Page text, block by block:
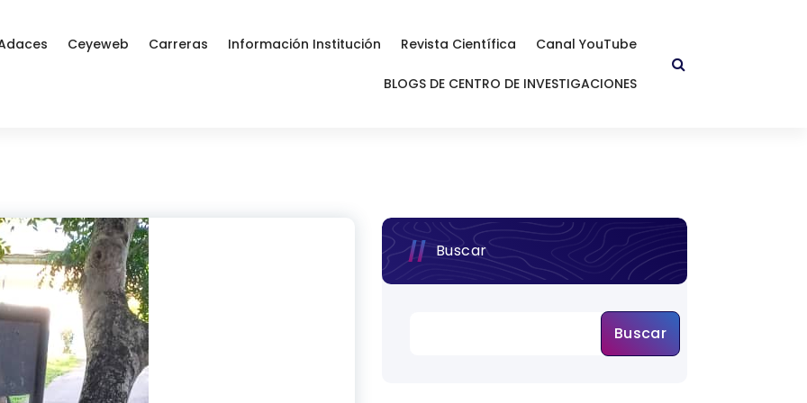
Ceyeweb Carreras Información Institución Revista Científica Canal YouTube
BLOGS DE CENTRO DE INVESTIGACIONES
Buscar
Buscar